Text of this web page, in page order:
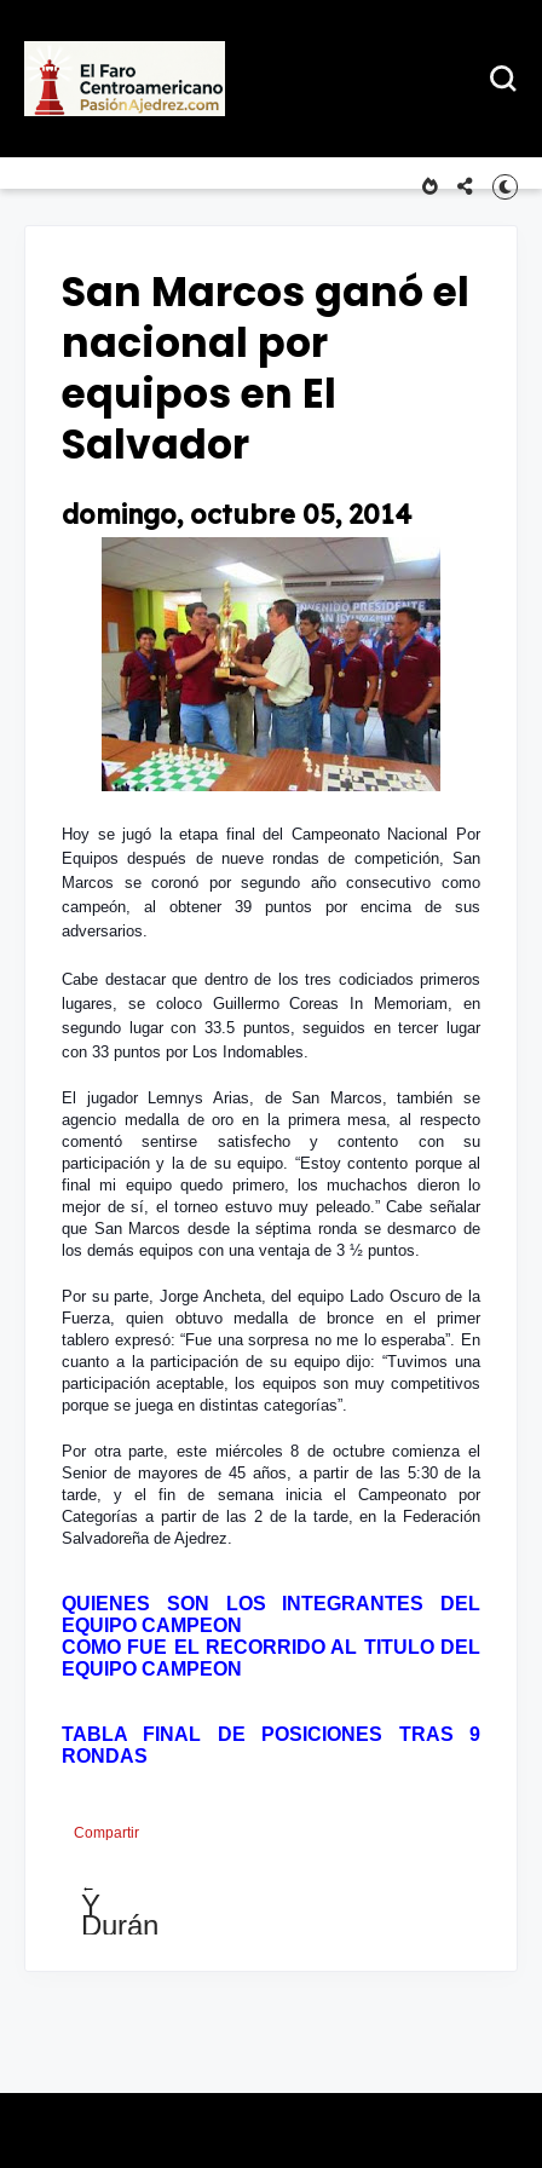
San Marcos ganó el
nacional por
equipos en El
Salvador
domingo, octubre 05, 2014
Hoy se jugó la etapa final del Campeonato Nacional Por
Equipos después de nueve rondas de competición, San
Marcos se coronó por segundo año consecutivo como
campeón, al obtener 39 puntos por encima de sus
adversarios.
Cabe destacar que dentro de los tres codiciados primeros
lugares, se coloco Guillermo Coreas In Memoriam, en
segundo lugar con 33.5 puntos, seguidos en tercer lugar
con 33 puntos por Los Indomables.
El jugador Lemnys Arias, de San Marcos, también se
agencio medalla de oro en la primera mesa, al respecto
comentó sentirse satisfecho y contento con su
participación y la de su equipo. “Estoy contento porque al
final mi equipo quedo primero, los muchachos dieron lo
mejor de sí, el torneo estuvo muy peleado.” Cabe señalar
que San Marcos desde la séptima ronda se desmarco de
los demás equipos con una ventaja de 3 ½ puntos.
Por su parte, Jorge Ancheta, del equipo Lado Oscuro de la
Fuerza, quien obtuvo medalla de bronce en el primer
tablero expresó: “Fue una sorpresa no me lo esperaba”. En
cuanto a la participación de su equipo dijo: “Tuvimos una
participación aceptable, los equipos son muy competitivos
porque se juega en distintas categorías”.
Por otra parte, este miércoles 8 de octubre comienza el
Senior de mayores de 45 años, a partir de las 5:30 de la
tarde, y el fin de semana inicia el Campeonato por
Categorías a partir de las 2 de la tarde, en la Federación
Salvadoreña de Ajedrez.
QUIENES SON LOS INTEGRANTES DEL
EQUIPO CAMPEON
COMO FUE EL RECORRIDO AL TITULO DEL
EQUIPO CAMPEON
TABLA FINAL DE POSICIONES TRAS 9
RONDAS
Compartir
←
Y
Durán